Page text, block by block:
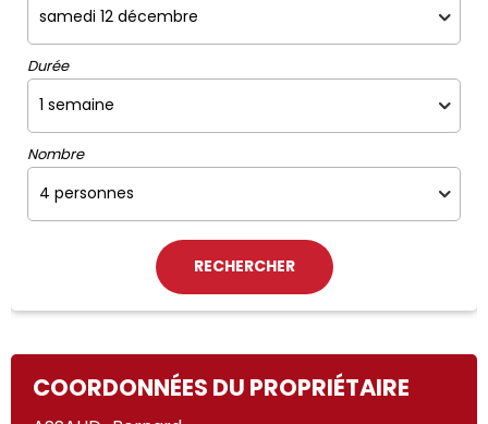
Durée
Nombre
COORDONNÉES DU PROPRIÉTAIRE